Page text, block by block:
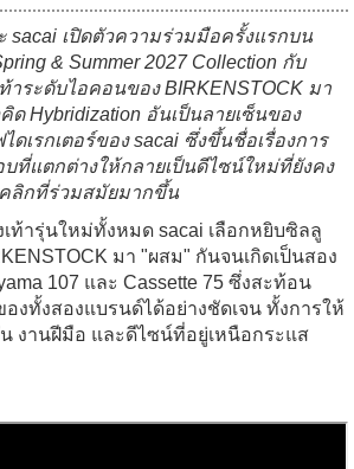
sacai เปิดตัวความร่วมมือครั้งแรกบน
& Summer 2027 Collection กับ
าระดับไอคอนของ BIRKENSTOCK มา
ด Hybridization อันเป็นลายเซ็นของ
ดเรกเตอร์ของ sacai ซึ่งขึ้นชื่อเรื่องการ
ที่แตกต่างให้กลายเป็นดีไซน์ใหม่ที่ยังคง
ลิกที่ร่วมสมัยมากขึ้น
ท้ารุ่นใหม่ทั้งหมด sacai เลือกหยิบซิลลู
มา "ผสม" กันจนเกิดเป็นสอง
107 และ Cassette 75 ซึ่งสะท้อน
งทั้งสองแบรนด์ได้อย่างชัดเจน ทั้งการให้
งานฝีมือ และดีไซน์ที่อยู่เหนือกระแส